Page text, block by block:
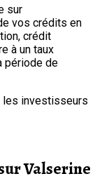
sur
vos crédits en
crédit
à un taux
période de
les investisseurs
Valserine